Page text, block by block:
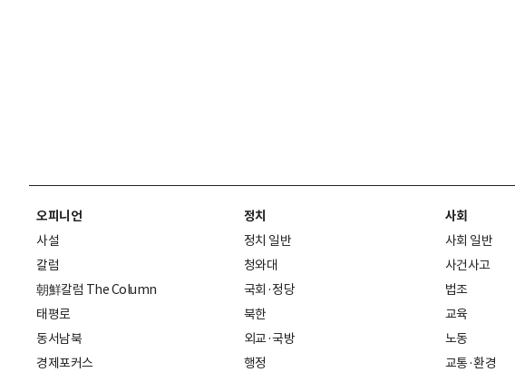
오피니언
사설
칼럼
朝鮮칼럼 The Column
태평로
동서남북
경제포커스
정치
정치 일반
청와대
국회·정당
북한
외교·국방
행정
사회
사회 일반
사건사고
법조
교육
노동
교통·환경